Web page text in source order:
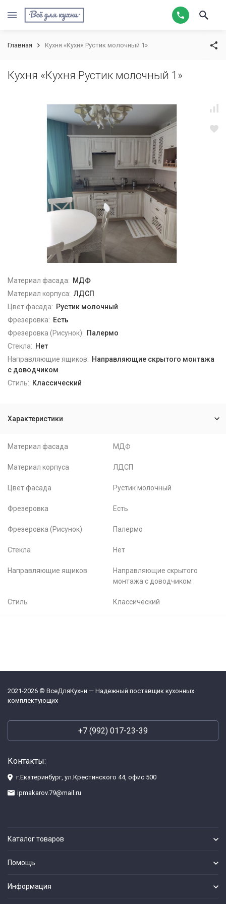
Главная Кухня «Кухня Рустик молочный 1»
Кухня «Кухня Рустик молочный 1»
Материал фасада: МДФ
Материал корпуса: ЛДСП
Цвет фасада: Рустик молочный
Фрезеровка: Есть
Фрезеровка (Рисунок): Палермо
Стекла: Нет
Направляющие ящиков: Направляющие скрытого монтажа
с доводчиком
Стиль: Классический
Характеристики
Материал фасада МДФ
Материал корпуса ЛДСП
Цвет фасада Рустик молочный
Фрезеровка Есть
Фрезеровка (Рисунок) Палермо
Стекла Нет
Направляющие ящиков
Направляющие скрытого
монтажа с доводчиком
Стиль Классический
2021-2026 © ВсеДляКухни — Надежный поставщик кухонных
комплектующих
+7 (992) 017-23-39
Контакты:
г.Екатеринбург, ул.Крестинского 44, офис 500
ipmakarov.79@mail.ru
Каталог товаров
Помощь
Информация